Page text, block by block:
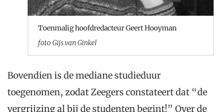
Toenmalig hoofdredacteur Geert Hooyman
foto Gijs van Ginkel
Bovendien is de mediane studieduur
toegenomen, zodat Zeegers constateert dat “de
vergrijzing al bij de studenten begint!” Over de